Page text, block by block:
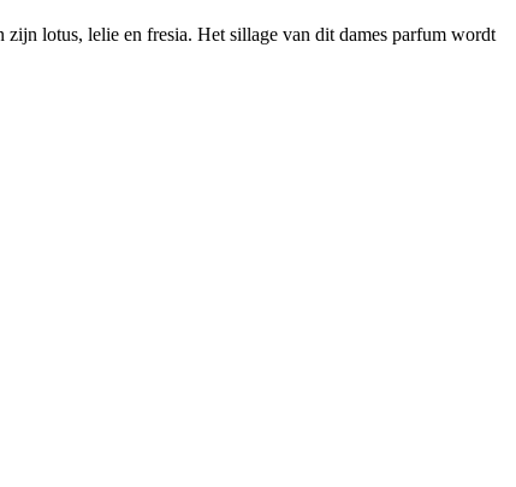
lotus, lelie en fresia. Het sillage van dit dames parfum wordt